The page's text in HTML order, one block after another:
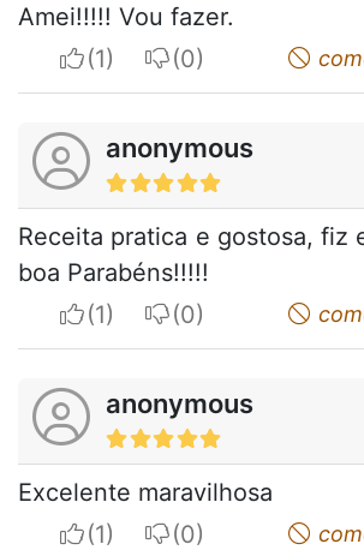
Amei!!!!! Vou fazer.
I apreciateI do not
anonymous
Receita pratica e gostosa, fiz
boa Parabéns!!!!!
I apreciateI do not
anonymous
Excelente maravilhosa
I apreciateI do not